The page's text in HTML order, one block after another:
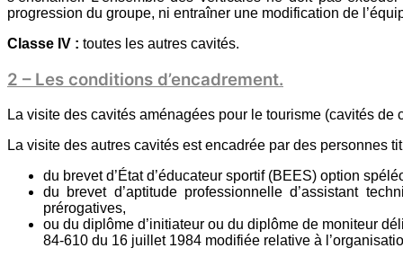
progression du groupe, ni entraîner une modification de
Classe IV : toutes les autres cavités.
2 – Les conditions d’encadrement.
La visite des cavités aménagées pour le tourisme (cavités
La visite des autres cavités est encadrée par des personnes
du brevet d’État d’éducateur sportif (BEES) option
du brevet d’aptitude professionnelle d’assistant
prérogatives,
ou du diplôme d’initiateur ou du diplôme de moniteur
84-610 du 16 juillet 1984 modifiée relative à